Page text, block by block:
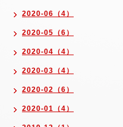
2020-06（4）
2020-05（6）
2020-04（4）
2020-03（4）
2020-02（6）
2020-01（4）